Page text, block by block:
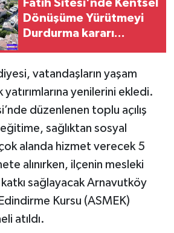
Fatih Sitesi'nde Kentsel
Dönüşüme Yürütmeyi
Durdurma kararı...
vatandaşların yaşam
yatırımlarına yenilerini ekledi.
düzenlenen toplu açılış
sağlıktan sosyal
alanda hizmet verecek 5
alınırken, ilçenin mesleki
sağlayacak Arnavutköy
Kursu (ASMEK)
atıldı.